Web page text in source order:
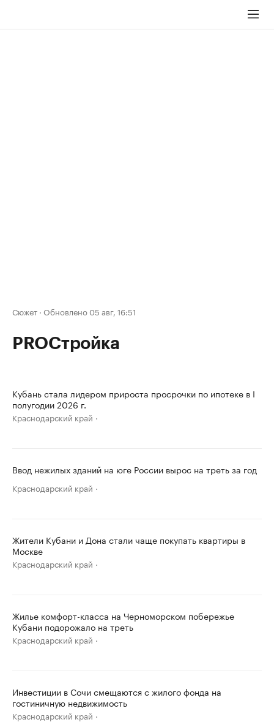
Сюжет · Обновлено 05 авг, 16:51
PROСтройка
Кубань стала лидером прироста просрочки по ипотеке в I
полугодии 2026 г.
Краснодарский край
Ввод нежилых зданий на юге России вырос на треть за год
Краснодарский край
Жители Кубани и Дона стали чаще покупать квартиры в
Москве
Краснодарский край
Жилье комфорт-класса на Черноморском побережье
Кубани подорожало на треть
Краснодарский край
Инвестиции в Сочи смещаются с жилого фонда на
гостиничную недвижимость
Краснодарский край